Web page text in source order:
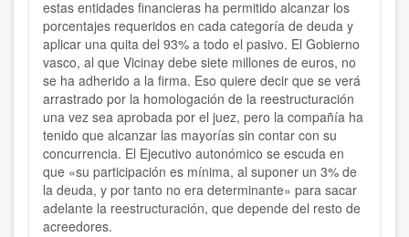
estas entidades financieras ha permitido alcanzar los
porcentajes requeridos en cada categoría de deuda y
aplicar una quita del 93% a todo el pasivo. El Gobierno
vasco, al que Vicinay debe siete millones de euros, no
se ha adherido a la firma. Eso quiere decir que se verá
arrastrado por la homologación de la reestructuración
una vez sea aprobada por el juez, pero la compañía ha
tenido que alcanzar las mayorías sin contar con su
concurrencia. El Ejecutivo autonómico se escuda en
que «su participación es mínima, al suponer un 3% de
la deuda, y por tanto no era determinante» para sacar
adelante la reestructuración, que depende del resto de
acreedores.